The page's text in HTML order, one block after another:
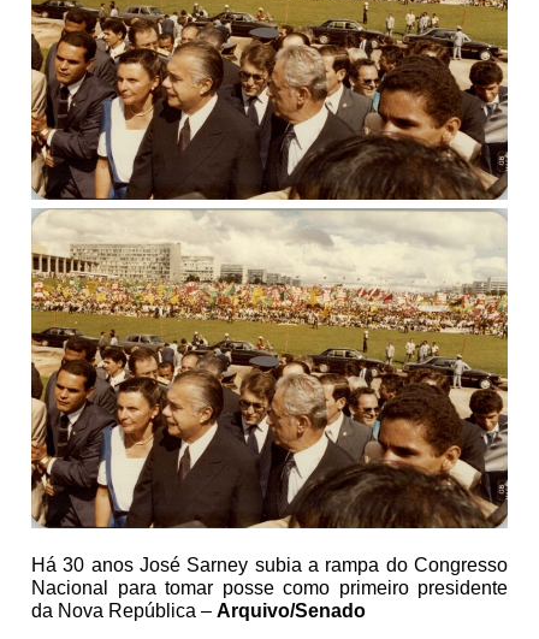
Há 30 anos José Sarney subia a rampa do Congresso
Nacional para tomar posse como primeiro presidente
da Nova República – Arquivo/Senado